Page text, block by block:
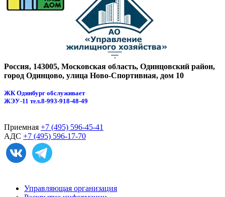
Россия, 143005, Московская область, Одинцовский район,
город Одинцово, улица Ново-Спортивная, дом 10
ЖК Одинбург обслуживает
ЖЭУ-11 тел.8-993-918-48-49
Приемная +7 (495) 596-45-41
АДС +7 (495) 596-17-70
Управляющая организация